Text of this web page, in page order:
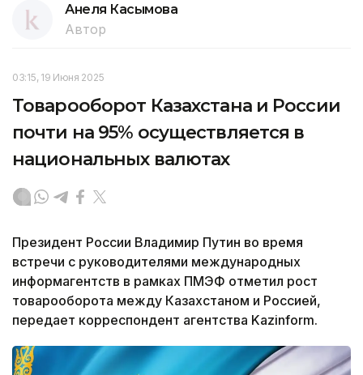
Анеля Касымова
Автор
03:15, 19 Июня 2025
Товарооборот Казахстана и России
почти на 95% осуществляется в
национальных валютах
Президент России Владимир Путин во время
встречи с руководителями международных
информагентств в рамках ПМЭФ отметил рост
товарооборота между Казахстаном и Россией,
передает корреспондент агентства Kazinform.